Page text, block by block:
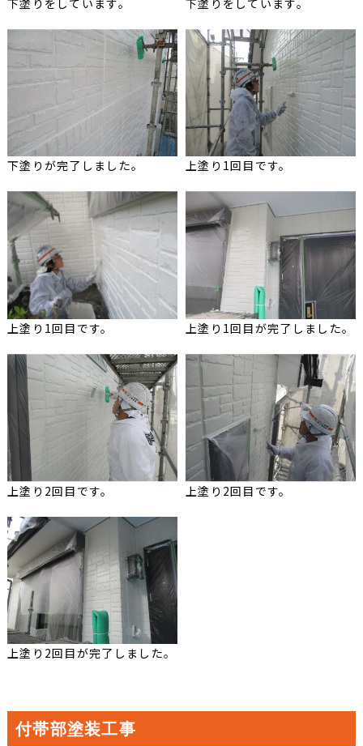
下塗りが完了しました。 上塗り1回目です。
上塗り1回目です。 上塗り1回目が完了しました。
上塗り2回目です。 上塗り2回目です。
上塗り2回目が完了しました。
付帯部塗装工事